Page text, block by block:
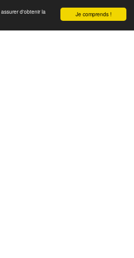
Je comprends !
d'obtenir la